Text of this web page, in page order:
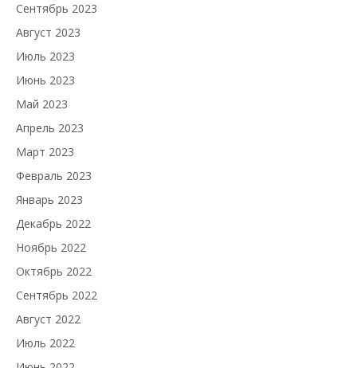
Сентябрь 2023
Август 2023
Июль 2023
Июнь 2023
Май 2023
Апрель 2023
Март 2023
Февраль 2023
Январь 2023
Декабрь 2022
Ноябрь 2022
Октябрь 2022
Сентябрь 2022
Август 2022
Июль 2022